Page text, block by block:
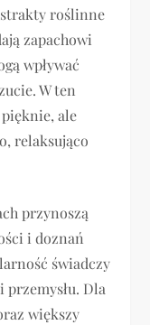
roślinne
zapachowi
wpływać
W ten
ale
relaksująco
przynoszą
i doznań
świadczy
przemysłu. Dla
większy